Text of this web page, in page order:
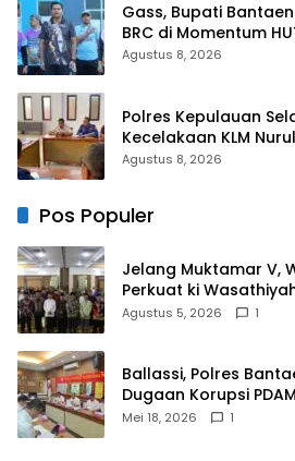
Gass, Bupati
BRC di Momentum
Agustus 8, 2026
Polres Kepulauan
Kecelakaan KLM
Penyidikan
Agustus 8, 2026
Pos Populer
Jelang Muktamar V,
Perkuat ki
Agustus 5, 2026 1
Ballassi, Polres
Dugaan Korupsi
Mei 18, 2026 1